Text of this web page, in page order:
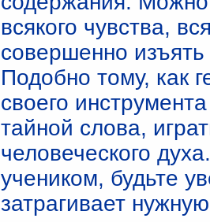
всякого чувства,
совершенно
Подобно тому, как
своего
тайной слова,
человеческого
учеником, будьте
затрагивает